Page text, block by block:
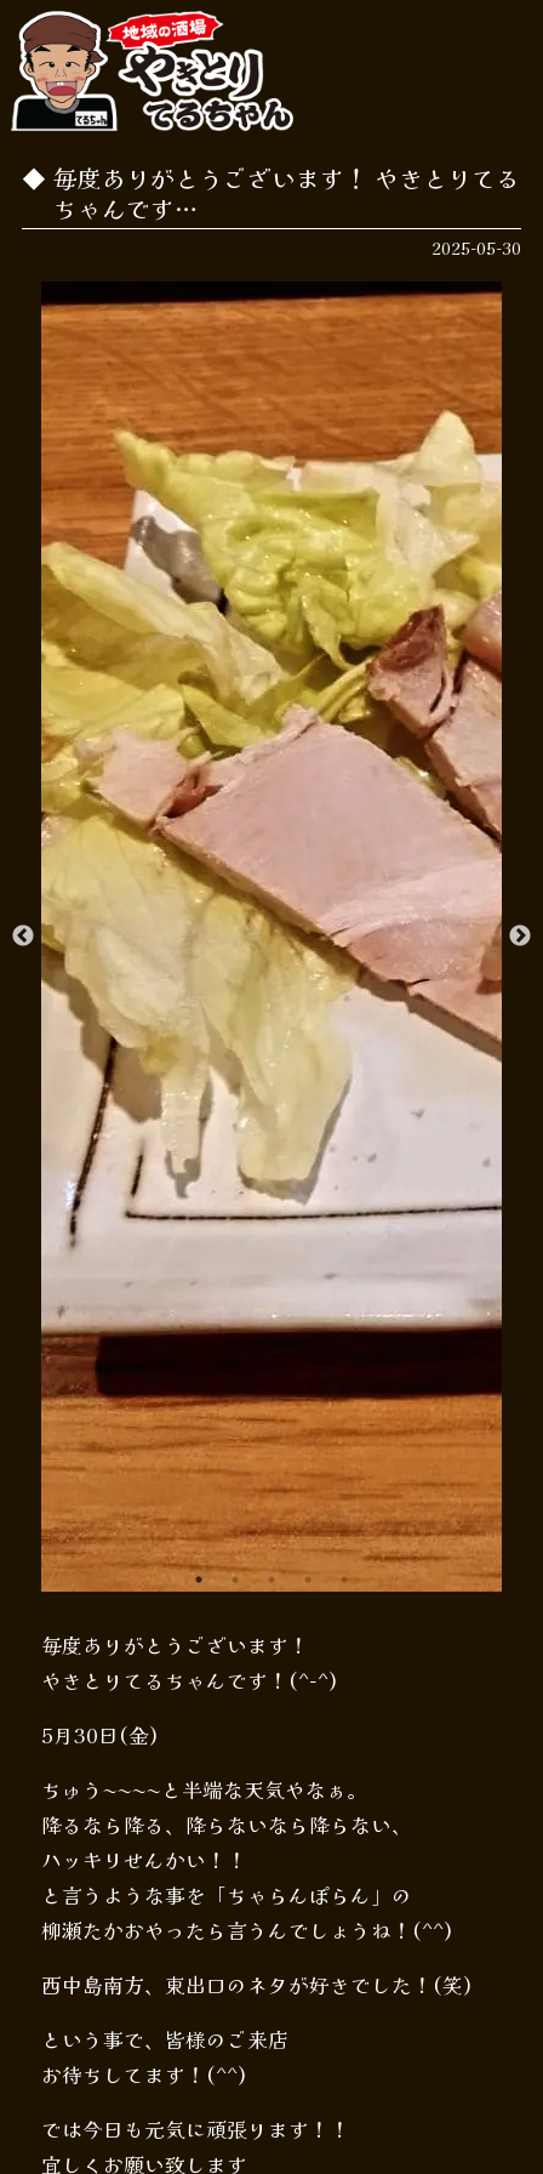
毎度ありがとうございます！ やきとりてる
ちゃんです…
2025-05-30
毎度ありがとうございます！
やきとりてるちゃんです！(^-^)
5月30日(金)
ちゅう〜〜〜〜と半端な天気やなぁ。
降るなら降る、降らないなら降らない、
ハッキリせんかい！！
と言うような事を「ちゃらんぽらん」の
柳瀬たかおやったら言うんでしょうね！(^^)
西中島南方、東出口のネタが好きでした！(笑)
という事で、皆様のご来店
お待ちしてます！(^^)
では今日も元気に頑張ります！！
宜しくお願い致します